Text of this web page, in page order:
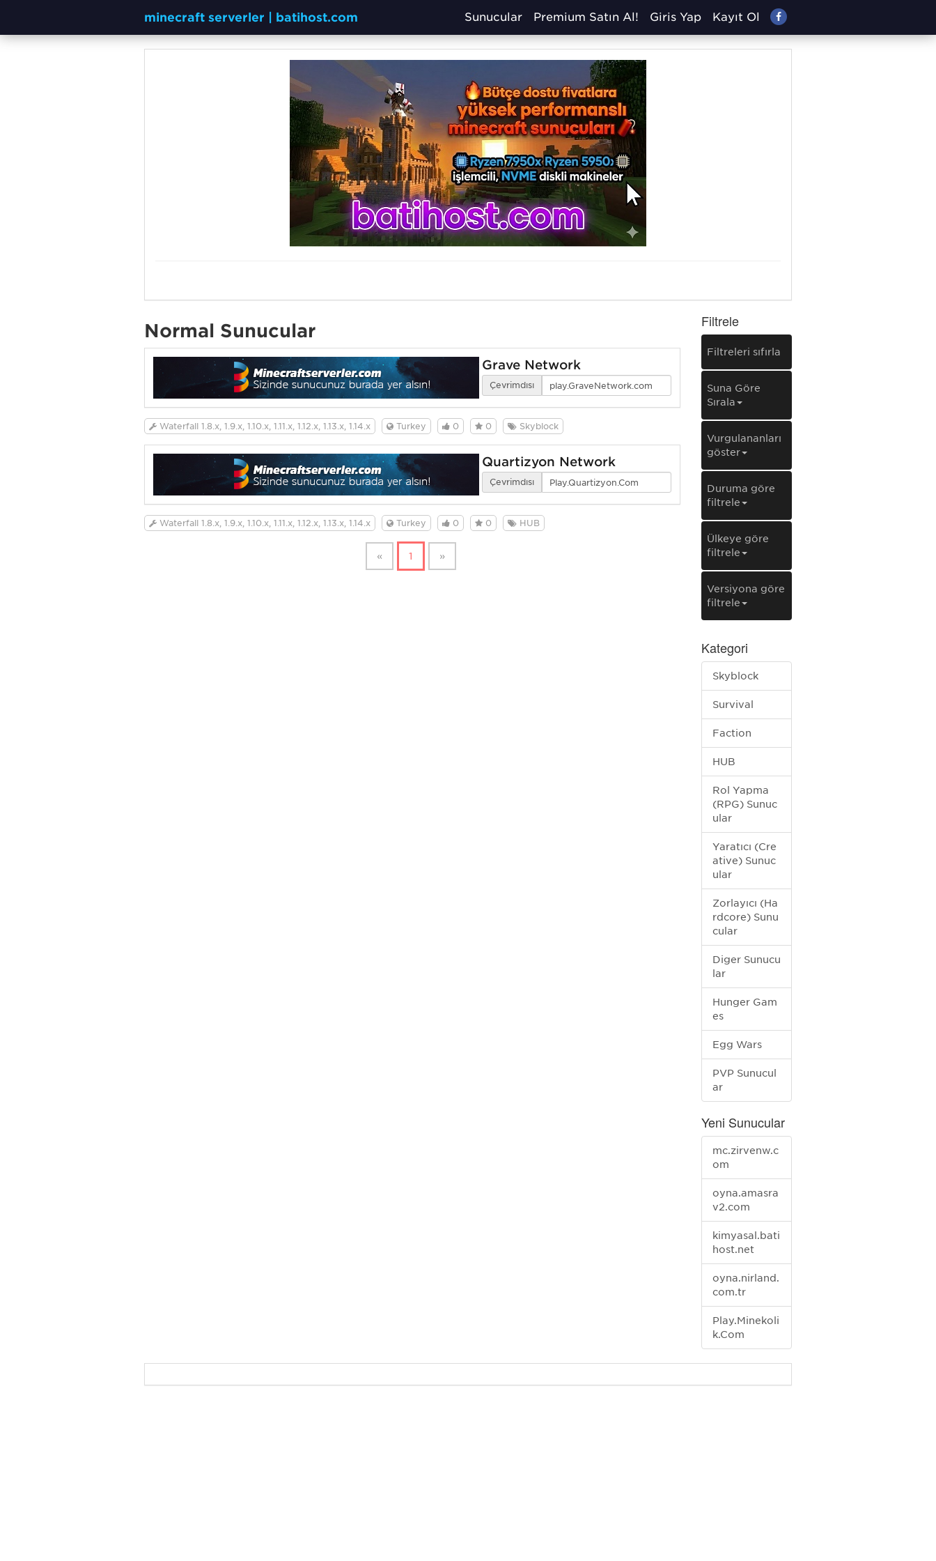
minecraft serverler | batihost.com Sunucular Premium Satın Al! Giriş Yap Kayıt Ol
Normal Sunucular
Grave Network
Çevrimdışı
Waterfall 1.8.x, 1.9.x, 1.10.x, 1.11.x, 1.12.x, 1.13.x, 1.14.x Turkey 0 0 Skyblock
Quartizyon Network
Çevrimdışı
Waterfall 1.8.x, 1.9.x, 1.10.x, 1.11.x, 1.12.x, 1.13.x, 1.14.x Turkey 0 0 HUB
« 1 »
Filtrele
Filtreleri sıfırla
Şuna Göre
Sırala
Vurgulananları
göster
Duruma göre
filtrele
Ülkeye göre
filtrele
Versiyona göre
filtrele
Kategori
Skyblock
Survival
Faction
HUB
Rol Yapma
(RPG) Sunuc
ular
Yaratıcı (Cre
ative) Sunuc
ular
Zorlayıcı (Ha
rdcore) Sunu
cular
Diğer Sunucu
lar
Hunger Gam
es
Egg Wars
PVP Sunucul
ar
Yeni Sunucular
mc.zirvenw.c
om
oyna.amasra
v2.com
kimyasal.bati
host.net
oyna.nirland.
com.tr
Play.Minekoli
k.Com